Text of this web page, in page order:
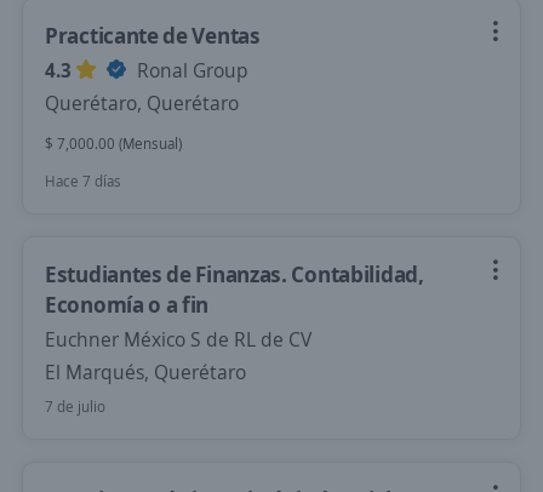
Practicante de Ventas
4.3
Ronal Group
Querétaro, Querétaro
$ 7,000.00 (Mensual)
Hace 7 días
Estudiantes de Finanzas. Contabilidad,
Economía o a fin
Euchner México S de RL de CV
El Marqués, Querétaro
7 de julio